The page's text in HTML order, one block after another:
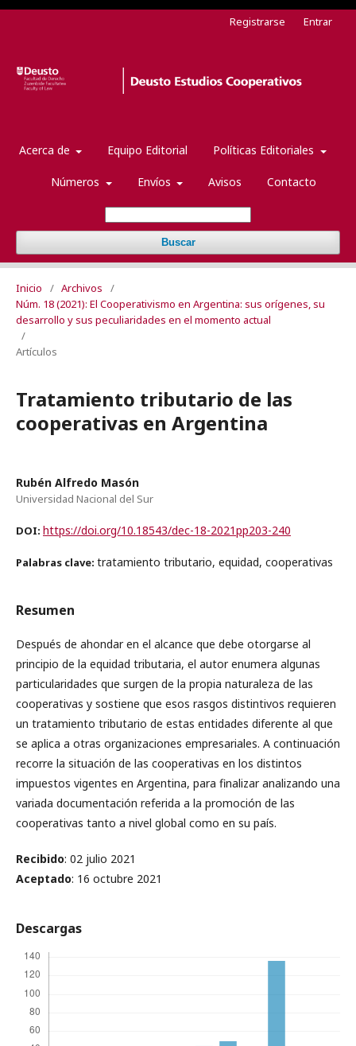
Acerca de Equipo Editorial Políticas Editoriales
Números Envíos Avisos Contacto
Buscar
Registrarse Entrar
Inicio / Archivos
/
Núm. 18 (2021): El Cooperativismo en Argentina: sus orígenes, su
desarrollo y sus peculiaridades en el momento actual
/
Artículos
Tratamiento tributario de las
cooperativas en Argentina
Rubén Alfredo Masón
Universidad Nacional del Sur
DOI: https://doi.org/10.18543/dec-18-2021pp203-240
Palabras clave: tratamiento tributario, equidad, cooperativas
Resumen
Después de ahondar en el alcance que debe otorgarse al
principio de la equidad tributaria, el autor enumera algunas
particularidades que surgen de la propia naturaleza de las
cooperativas y sostiene que esos rasgos distintivos requieren
un tratamiento tributario de estas entidades diferente al que
se aplica a otras organizaciones empresariales. A continuación
recorre la situación de las cooperativas en los distintos
impuestos vigentes en Argentina, para finalizar analizando una
variada documentación referida a la promoción de las
cooperativas tanto a nivel global como en su país.
Recibido: 02 julio 2021
Aceptado: 16 octubre 2021
Descargas